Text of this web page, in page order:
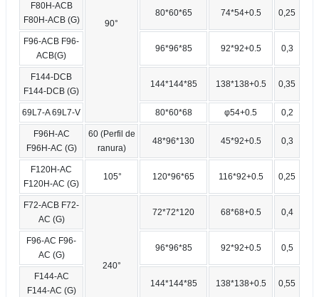
90°
F80H-ACB
F80H-ACB (G)
80*60*65 74*54+0.5 0,25
F96-ACB F96-
ACB(G)
96*96*85 92*92+0.5 0,3
F144-DCB
F144-DCB (G)
144*144*85 138*138+0.5 0,35
69L7-A 69L7-V 80*60*68 φ54+0.5 0,2
F96H-AC
F96H-AC (G)
60 (Perfil de
ranura)
48*96*130 45*92+0.5 0,3
F120H-AC
F120H-AC (G)
105° 120*96*65 116*92+0.5 0,25
F72-ACB F72-
AC (G)
240°
72*72*120 68*68+0.5 0,4
F96-AC F96-
AC (G)
96*96*85 92*92+0.5 0,5
F144-AC
F144-AC (G)
144*144*85 138*138+0.5 0,55